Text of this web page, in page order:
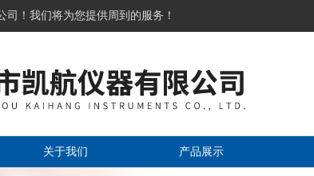
！我们将为您提供周到的服务！
关于我们 产品展示